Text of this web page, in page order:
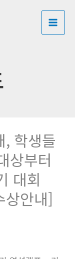
, 학생들
상부터
대회
안내]